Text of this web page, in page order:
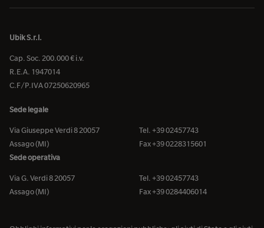
Ubik S.r.l.
Cap. Soc. 200.000 € i.v.
R.E.A. 1947014
C.F/P.IVA 07250620965
Sede legale
Via Giuseppe Verdi 8 20057
Assago (MI)
Tel. +39 02457743
Fax +39 0228315601
Sede operativa
Via G. Verdi 8 20057
Assago (MI)
Tel. +39 02457743
Fax +39 0284406014